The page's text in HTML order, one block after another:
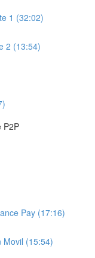
1 (32:02)
2 (13:54)
P2P
Pay (17:16)
Movil (15:54)